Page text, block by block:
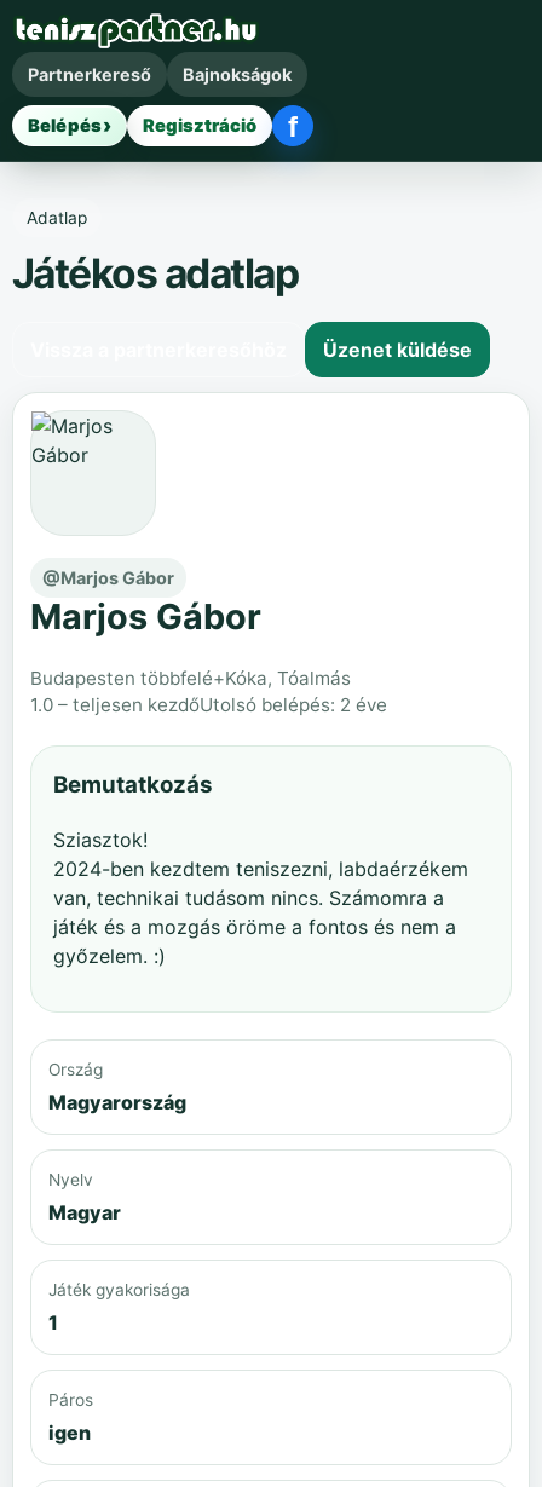
Partnerkereső Bajnokságok
Belépés Regisztráció fFacebook belépés
Adatlap
Játékos adatlap
Üzenet küldése
@Marjos Gábor
Marjos Gábor
Budapesten többfelé+Kóka, Tóalmás
1.0 – teljesen kezdőUtolsó belépés: 2 éve
Bemutatkozás
Sziasztok!
2024-ben kezdtem teniszezni, labdaérzékem
van, technikai tudásom nincs. Számomra a
játék és a mozgás öröme a fontos és nem a
győzelem. :)
Ország
Magyarország
Nyelv
Magyar
Játék gyakorisága
1
Páros
igen